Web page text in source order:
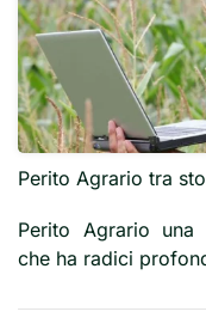
Perito Agrario tra
Perito Agrario una
che ha radici